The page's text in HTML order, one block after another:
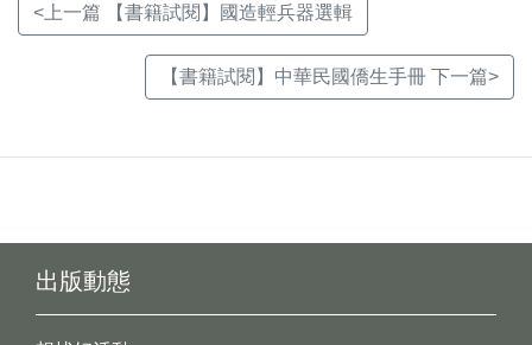
<上一篇 【書籍試閱】國造輕兵器選輯
【書籍試閱】中華民國僑生手冊 下一篇>
出版動態